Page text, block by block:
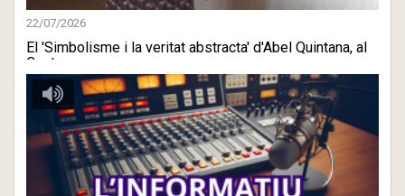
22/07/2026
El 'Simbolisme i la veritat abstracta' d'Abel Quintana, al
Cast ...